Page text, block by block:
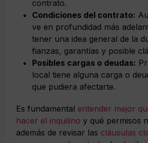
contrato.
Condiciones del contrato:
ve en profundidad más
tener una idea general de la
fianzas, garantías y posible
Posibles cargas o deudas:
local tiene alguna carga o
que pudiera afectarte.
Es fundamental entender mejor
hacer el inquilino y qué permisos
además de revisar las cláusulas